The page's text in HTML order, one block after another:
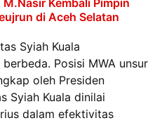
Kembali Pimpin
di Aceh Selatan
Syiah Kuala
Posisi MWA unsur
oleh Presiden
Syiah Kuala dinilai
dalam efektivitas